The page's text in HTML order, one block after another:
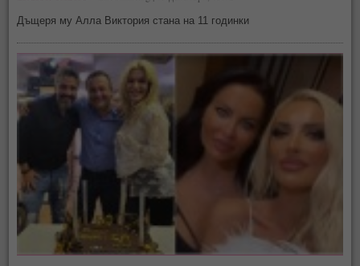
Дъщеря му Алла Виктория стана на 11 годинки